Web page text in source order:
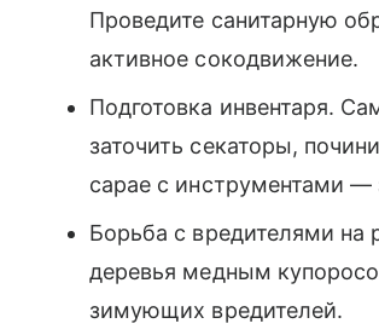
Проведите санитарную
активное сокодвижение.
Подготовка инвентаря.
заточить секаторы,
сарае с инструментами —
Борьба с вредителями на
деревья медным
зимующих вредителей.